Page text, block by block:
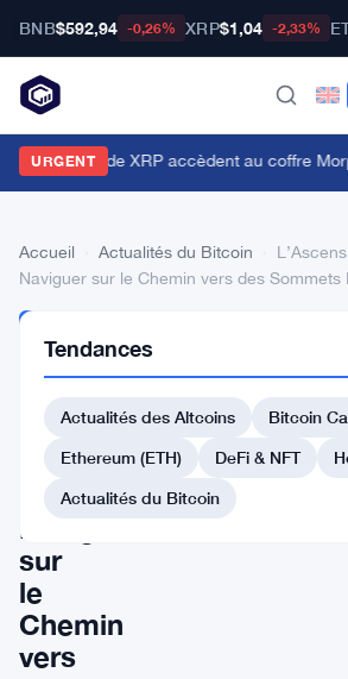
BNB$592,94 -0,26% XRP$1,04 -2,33%
URGENT
détenteurs de XRP accèdent au coffre
Accueil Actualités du Bitcoin
Naviguer sur le Chemin vers des Sommets
DU BITCOIN
Bitcoin
Naviguer
sur
le
Chemin
vers
Tendances
Actualités des Altcoins
Bitcoin
Ethereum (ETH)
DeFi & NFT
Actualités du Bitcoin